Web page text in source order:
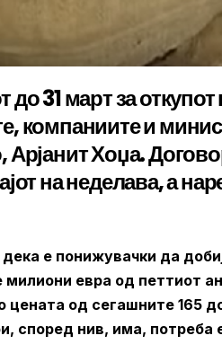
31 март за
компаниите и
Хоџа.
на неделава, а
е понижувачки да
евра од петтиот
цената од сегашните 165
според нив, има, потреба